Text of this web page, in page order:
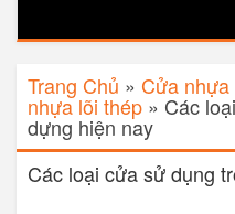
Trang Chủ » Cửa
nhựa lõi thép » Các
dựng hiện nay
Các loại cửa sử dụng